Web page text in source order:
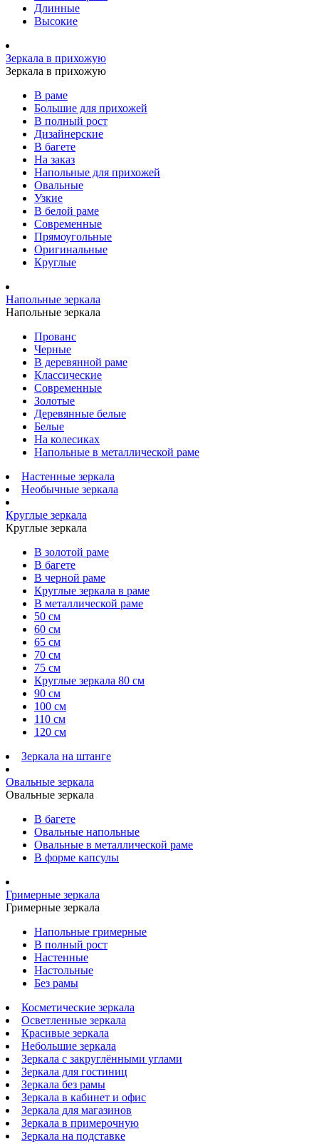
Длинные
Высокие
Зеркала в прихожую
Зеркала в прихожую
В раме
Большие для прихожей
В полный рост
Дизайнерские
В багете
На заказ
Напольные для прихожей
Овальные
Узкие
В белой раме
Современные
Прямоугольные
Оригинальные
Круглые
Напольные зеркала
Напольные зеркала
Прованс
Черные
В деревянной раме
Классические
Современные
Золотые
Деревянные белые
Белые
На колесиках
Напольные в металлической раме
Настенные зеркала
Необычные зеркала
Круглые зеркала
Круглые зеркала
В золотой раме
В багете
В черной раме
Круглые зеркала в раме
В металлической раме
50 см
60 см
65 см
70 см
75 см
Круглые зеркала 80 см
90 см
100 см
110 см
120 см
Зеркала на штанге
Овальные зеркала
Овальные зеркала
В багете
Овальные напольные
Овальные в металлической раме
В форме капсулы
Гримерные зеркала
Гримерные зеркала
Напольные гримерные
В полный рост
Настенные
Настольные
Без рамы
Косметические зеркала
Осветленные зеркала
Красивые зеркала
Небольшие зеркала
Зеркала с закруглёнными углами
Зеркала для гостиниц
Зеркала без рамы
Зеркала в кабинет и офис
Зеркала для магазинов
Зеркала в примерочную
Зеркала на подставке